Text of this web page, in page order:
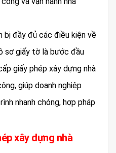
bị đầy đủ các điều kiện về
sơ giấy tờ là bước đầu
giấy phép xây dựng nhà
giúp doanh nghiệp
nhanh chóng, hợp pháp
xây dựng nhà